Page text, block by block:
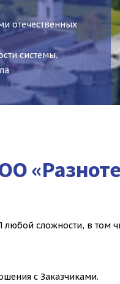
отечественных
системы.
сложности, в том
с Заказчиками.